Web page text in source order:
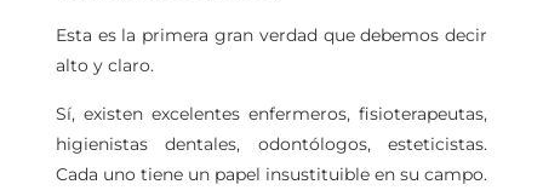
Esta es la primera gran verdad que debemos decir
alto y claro.
Sí, existen excelentes enfermeros, fisioterapeutas,
higienistas dentales, odontólogos, esteticistas.
Cada uno tiene un papel insustituible en su campo.